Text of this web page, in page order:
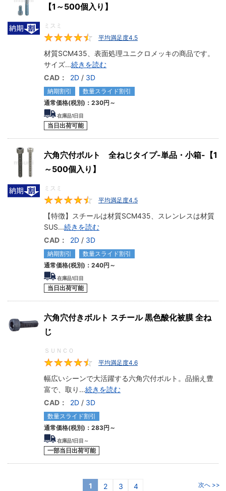
【1～500個入り】
ミスミ
平均満足度4.5
材質SCM435、表面処理ユニクロメッキの商品です。
サイズ...続きを読む
CAD：
2D / 3D
納期割引
数量スライド割引
通常価格(税別)： 230円 ～
在庫品1日目
当日出荷可能
六角穴付ボルト 全ねじタイプ-単品・小箱-【1
～500個入り】
ミスミ
平均満足度4.5
【特徴】スチールは材質SCM435、スレンレスは材質
SUS...続きを読む
CAD：
2D / 3D
納期割引
数量スライド割引
通常価格(税別)： 240円 ～
在庫品1日目
当日出荷可能
六角穴付きボルト スチール 黒色酸化被膜 全ね
じ
ＳＵＮＣＯ
平均満足度4.6
幅広いシーンで大活躍する六角穴付ボルト。品揃え豊
富で、取り ...続きを読む
CAD：
2D / 3D
数量スライド割引
通常価格(税別)： 283円 ～
在庫品1日目～
一部当日出荷可能
1 2 3 4 次へ >>